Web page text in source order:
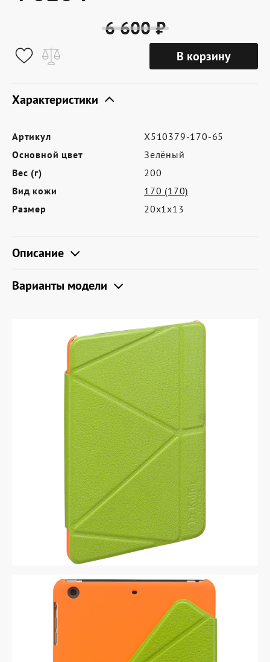
Условия доставки
Где купить
Партнерам
Контакты
Программа лояльности
данных
6 600 ₽
В корзину
Характеристики
Артикул
X510379-170-65
Основной цвет
Зелёный
Вес (г)
200
Вид кожи
170 (170)
Размер
20х1х13
Описание
Варианты модели